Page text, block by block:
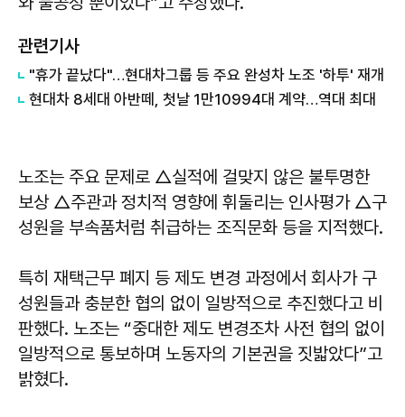
관련기사
"휴가 끝났다"…현대차그룹 등 주요 완성차 노조 '하투' 재개
현대차 8세대 아반떼, 첫날 1만10994대 계약…역대 최대
노조는 주요 문제로 △실적에 걸맞지 않은 불투명한
보상 △주관과 정치적 영향에 휘둘리는 인사평가 △구
성원을 부속품처럼 취급하는 조직문화 등을 지적했다.
특히 재택근무 폐지 등 제도 변경 과정에서 회사가 구
성원들과 충분한 협의 없이 일방적으로 추진했다고 비
판했다. 노조는 “중대한 제도 변경조차 사전 협의 없이
일방적으로 통보하며 노동자의 기본권을 짓밟았다”고
밝혔다.